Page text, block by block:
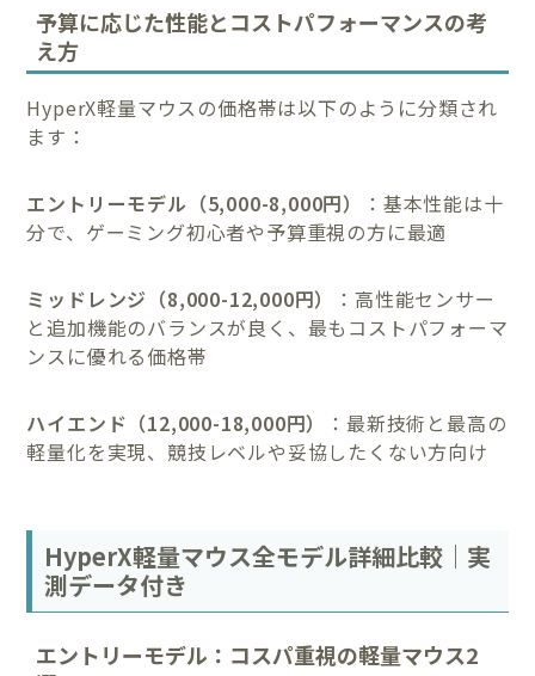
予算に応じた性能とコストパフォーマンスの考
え方
HyperX軽量マウスの価格帯は以下のように分類され
ます：
エントリーモデル（5,000-8,000円）
：基本性能は十
分で、ゲーミング初心者や予算重視の方に最適
ミッドレンジ（8,000-12,000円）
：高性能センサー
と追加機能のバランスが良く、最もコストパフォーマ
ンスに優れる価格帯
ハイエンド（12,000-18,000円）
：最新技術と最高の
軽量化を実現、競技レベルや妥協したくない方向け
HyperX軽量マウス全モデル詳細比較｜実
測データ付き
エントリーモデル：コスパ重視の軽量マウス2